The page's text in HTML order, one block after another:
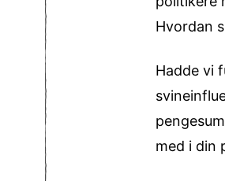
Hvordan
Hadde vi
med i din